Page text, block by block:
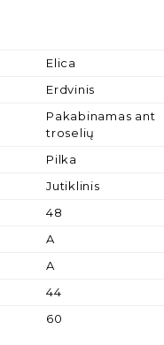
Elica
Erdvinis
Pakabinamas ant
troselių
Pilka
Jutiklinis
48
A
A
44
60